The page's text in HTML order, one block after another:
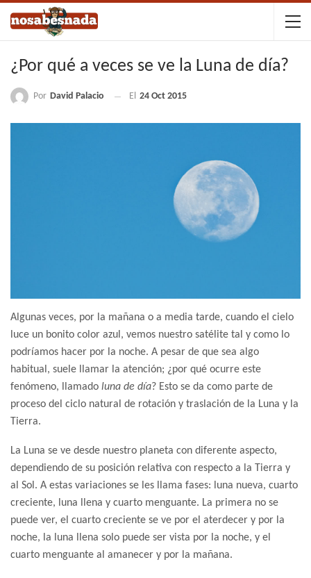
¿Por qué a veces se ve la Luna de día?
Por David Palacio El 24 Oct 2015
Algunas veces, por la mañana o a media tarde, cuando el cielo
luce un bonito color azul, vemos nuestro satélite tal y como lo
podríamos hacer por la noche. A pesar de que sea algo
habitual, suele llamar la atención; ¿por qué ocurre este
fenómeno, llamado luna de día? Esto se da como parte de
proceso del ciclo natural de rotación y traslación de la Luna y la
Tierra.
La Luna se ve desde nuestro planeta con diferente aspecto,
dependiendo de su posición relativa con respecto a la Tierra y
al Sol. A estas variaciones se les llama fases: luna nueva, cuarto
creciente, luna llena y cuarto menguante. La primera no se
puede ver, el cuarto creciente se ve por el aterdecer y por la
noche, la luna llena solo puede ser vista por la noche, y el
cuarto menguante al amanecer y por la mañana.